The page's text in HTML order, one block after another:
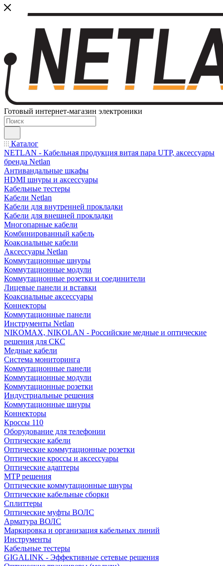
Готовый интернет-магазин электроники
Каталог
NETLAN - Кабельная продукция витая пара UTP, аксессуары
бренда Netlan
Антивандальные шкафы
HDMI шнуры и аксессуары
Кабельные тестеры
Кабели Netlan
Кабели для внутренней прокладки
Кабели для внешней прокладки
Многопарные кабели
Комбинированный кабель
Коаксиальные кабели
Аксессуары Netlan
Коммутационные шнуры
Коммутационные модули
Коммутационные розетки и соединители
Лицевые панели и вставки
Коаксиальные аксессуары
Коннекторы
Коммутационные панели
Инструменты Netlan
NIKOMAX, NIKOLAN - Российские медные и оптические
решения для СКС
Медные кабели
Система мониторинга
Коммутационные панели
Коммутационные модули
Коммутационные розетки
Индустриальные решения
Коммутационные шнуры
Коннекторы
Кроссы 110
Оборудование для телефонии
Оптические кабели
Оптические коммутационные розетки
Оптические кроссы и аксессуары
Оптические адаптеры
MTP решения
Оптические коммутационные шнуры
Оптические кабельные сборки
Сплиттеры
Оптические муфты ВОЛС
Арматура ВОЛС
Маркировка и организация кабельных линий
Инструменты
Кабельные тестеры
GIGALINK - Эффективные сетевые решения